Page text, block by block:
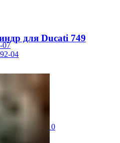
07
04
99
Venture 01-10
96-01
для Ducati 749